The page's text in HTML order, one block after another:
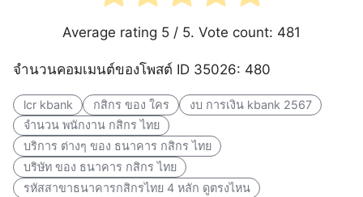
Average rating 5 / 5. Vote count: 481
จำนวนคอมเมนต์ของโพสต์ ID 35026: 480
lcr kbank กสิกร ของ ใคร
งบ การเงิน kbank 2567
จำนวน พนักงาน กสิกร ไทย
บริการ ต่างๆ ของ ธนาคาร กสิกร ไทย
บริษัท ของ ธนาคาร กสิกร ไทย
รหัสสาขาธนาคารกสิกรไทย 4 หลัก ดูตรงไหน